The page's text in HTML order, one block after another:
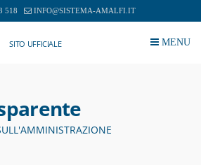
518 INFO@SISTEMA-AMALFI.IT
SITO UFFICIALE MENU